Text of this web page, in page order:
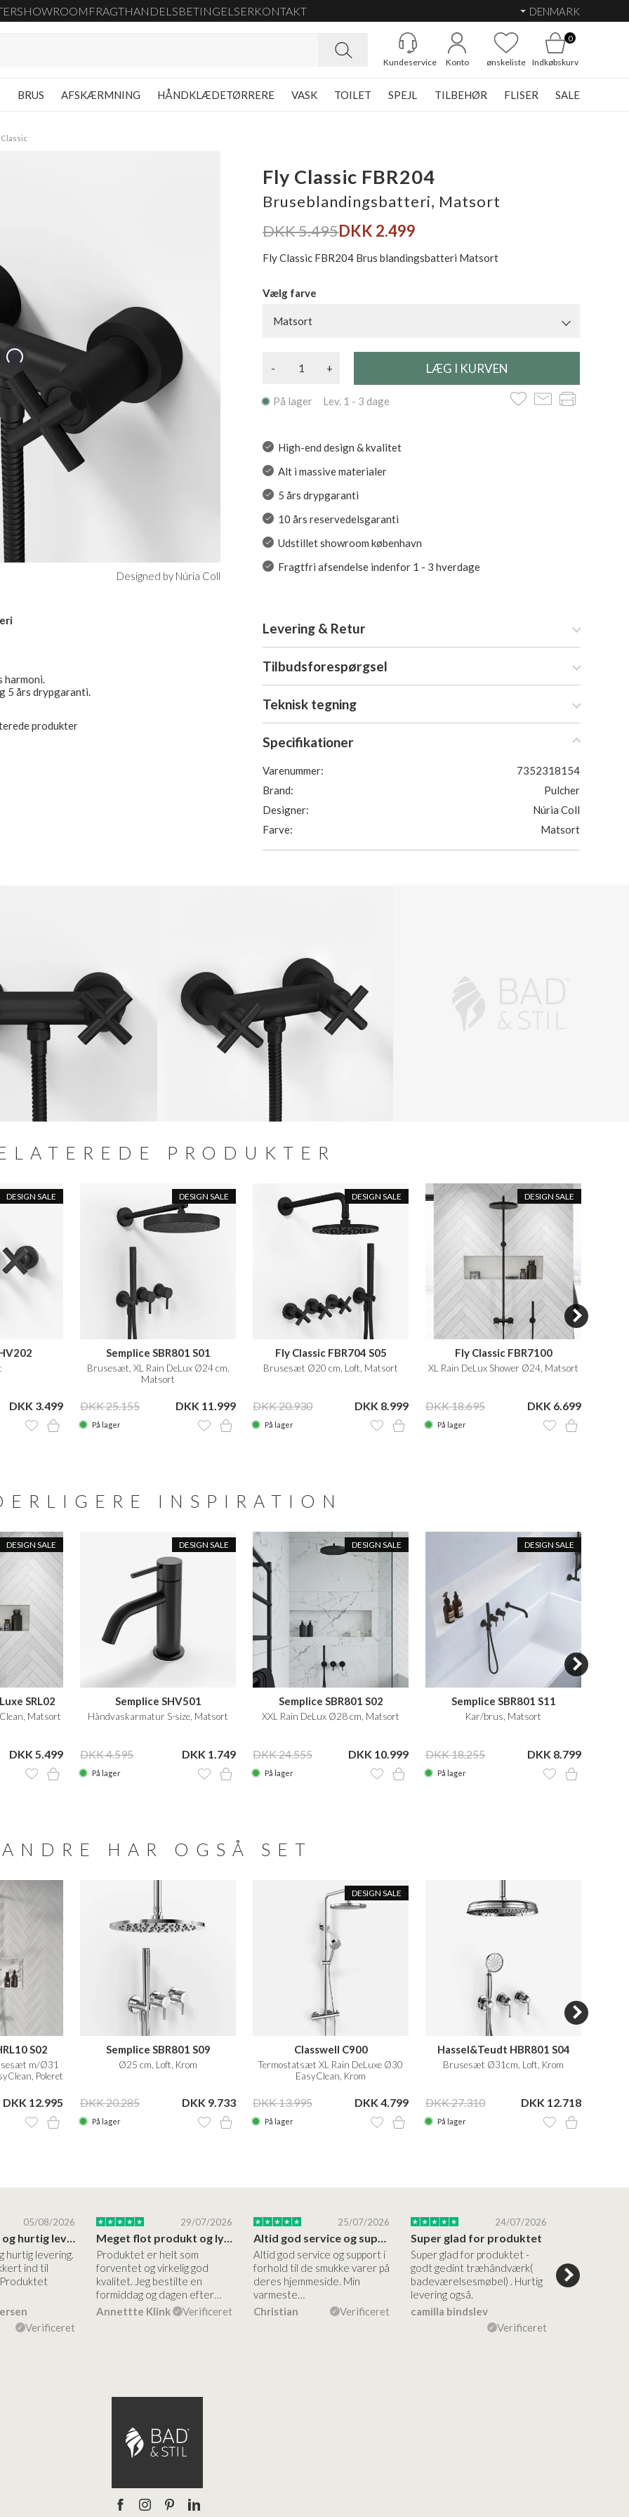
SHOWROOM FRAGTHANDELSBETINGELSERKONTAKT DENMARK
Kundeservice Konto ønskeliste
0
Indkøbskurv
BRUS AFSKÆRMNING HÅNDKLÆDETØRRERE VASK TOILET SPEJL TILBEHØR FLISER SALE
Classic
Designed by Núria Coll
harmoni.
5 års drypgaranti.
produkter
Fly Classic FBR204
Bruseblandingsbatteri, Matsort
DKK 5.495DKK 2.499
Fly Classic FBR204 Brus blandingsbatteri Matsort
Vælg farve
Matsort
- +
På lager Lev. 1 - 3 dage
High-end design & kvalitet
Alt i massive materialer
5 års drypgaranti
10 års reservedelsgaranti
Udstillet showroom københavn
Fragtfri afsendelse indenfor 1 - 3 hverdage
Levering & Retur
Tilbudsforespørgsel
Teknisk tegning
Specifikationer
Varenummer:
7352318154
Brand:
Pulcher
Designer:
Núria Coll
Farve:
Matsort
PRODUKTER
DESIGN SALE
DKK 3.499
DESIGN SALE
Semplice SBR801 S01
Brusesæt, XL Rain DeLux Ø24 cm,
Matsort
DKK 25.155 DKK 11.999
På lager
DESIGN SALE
Fly Classic FBR704 S05
Brusesæt Ø20 cm, Loft, Matsort
DKK 20.930 DKK 8.999
På lager
DESIGN SALE
Fly Classic FBR7100
XL Rain DeLux Shower Ø24, Matsort
DKK 18.695 DKK 6.699
På lager
INSPIRATION
DESIGN SALE
SRL02
Matsort
DKK 5.499
DESIGN SALE
Semplice SHV501
Håndvaskarmatur S-size, Matsort
DKK 4.595 DKK 1.749
På lager
DESIGN SALE
Semplice SBR801 S02
XXL Rain DeLux Ø28 cm, Matsort
DKK 24.555 DKK 10.999
På lager
DESIGN SALE
Semplice SBR801 S11
Kar/brus, Matsort
DKK 18.255 DKK 8.799
På lager
ANDRE HAR OGSÅ SET
S02
m/Ø31
Poleret
DKK 12.995
Semplice SBR801 S09
Ø25 cm, Loft, Krom
DKK 20.285 DKK 9.733
På lager
DESIGN SALE
Classwell C900
Termostatsæt XL Rain DeLuxe Ø30
EasyClean, Krom
DKK 13.995 DKK 4.799
På lager
Hassel&Teudt HBR801 S04
Brusesæt Ø31cm, Loft, Krom
DKK 27.310 DKK 12.718
På lager
05/08/2026
Høj kvalitet og hurtig levering
hurtig levering.
ind til
Verificeret
29/07/2026
Meget flot produkt og lynhurtigt levering
Produktet er helt som
forventet og virkelig god
kvalitet. Jeg bestilte en
formiddag og dagen efter…
Annettte Klink
Verificeret
25/07/2026
Altid god service og support i
forhold til de smukke varer på
deres hjemmeside. Min
varmeste…
Christian
Verificeret
24/07/2026
Super glad for produktet
Super glad for produktet -
godt gedint træhåndværk(
badeværelsesmøbel) . Hurtig
levering også.
camilla bindslev
Verificeret
forståelig
nem